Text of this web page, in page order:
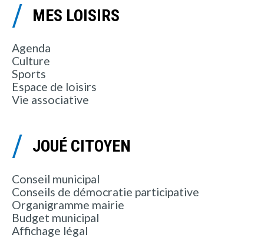
MES LOISIRS
Agenda
Culture
Sports
Espace de loisirs
Vie associative
JOUÉ CITOYEN
Conseil municipal
Conseils de démocratie participative
Organigramme mairie
Budget municipal
Affichage légal